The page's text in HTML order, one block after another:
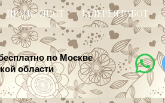
ПРАЙС-ЛИСТ ГАЛЕРЕЯ РАБОТ
по Москве
области